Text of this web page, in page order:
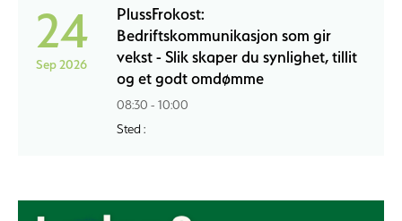
24
Sep 2026
PlussFrokost:
Bedriftskommunikasjon som gir
vekst - Slik skaper du synlighet, tillit
og et godt omdømme
08:30 - 10:00
Sted :